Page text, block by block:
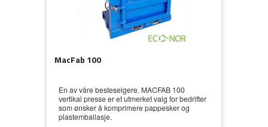
MacFab 100
En av våre besteselgere. MACFAB 100
vertikal presse er et utmerket valg for bedrifter
som ønsker å komprimere pappesker og
plastemballasje.